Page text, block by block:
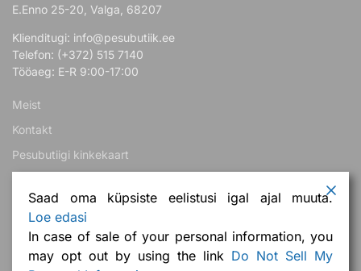
E.Enno 25-20, Valga, 68207
Klienditugi: info@pesubutiik.ee
Telefon: (+372) 515 7140
Tööaeg: E-R 9:00-17:00
Meist
Kontakt
Pesubutiigi kinkekaart
Järelmaks
Korduma kippuvad küsimused
Saad oma küpsiste eelistusi igal ajal muuta.
Loe edasi
In case of sale of your personal information, you
may opt out by using the link Do Not Sell My